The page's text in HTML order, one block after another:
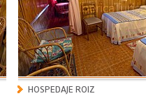
HOSPEDAJE ROIZ